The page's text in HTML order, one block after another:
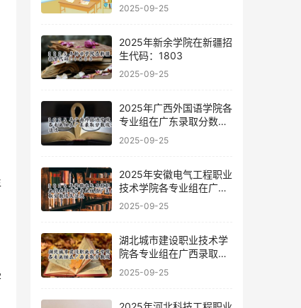
2025-09-25
2025年新余学院在新疆招
生代码：1803
2025-09-25
2025年广西外国语学院各
专业组在广东录取分数线
及位次
2025-09-25
2025年安徽电气工程职业
技术学院各专业组在广东
录取分数线及位次
2025-09-25
湖北城市建设职业技术学
院各专业组在广西录取分
数线
2025-09-25